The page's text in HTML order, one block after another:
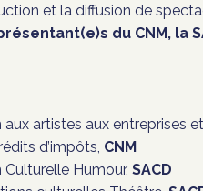
et la diffusion de
du CNM, la
artistes aux entreprises
d’impôts, CNM
Humour, SACD